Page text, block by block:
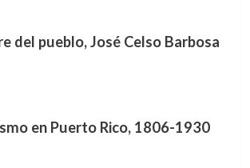
del pueblo, José Celso Barbosa
en Puerto Rico, 1806-1930